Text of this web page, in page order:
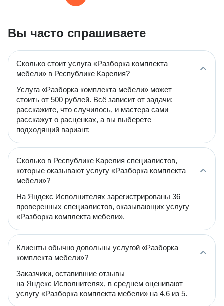
Вы часто спрашиваете
Сколько стоит услуга «Разборка комплекта
мебели» в Республике Карелия?
Услуга «Разборка комплекта мебели» может
стоить от 500 рублей. Всё зависит от задачи:
расскажите, что случилось, и мастера сами
расскажут о расценках, а вы выберете
подходящий вариант.
Сколько в Республике Карелия специалистов,
которые оказывают услугу «Разборка комплекта
мебели»?
На Яндекс Исполнителях зарегистрированы 36
проверенных специалистов, оказывающих услугу
«Разборка комплекта мебели».
Клиенты обычно довольны услугой «Разборка
комплекта мебели»?
Заказчики, оставившие отзывы
на Яндекс Исполнителях, в среднем оценивают
услугу «Разборка комплекта мебели» на 4.6 из 5.